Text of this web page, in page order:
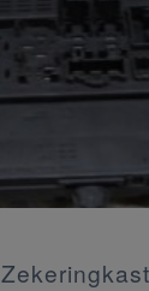
Zekeringkast